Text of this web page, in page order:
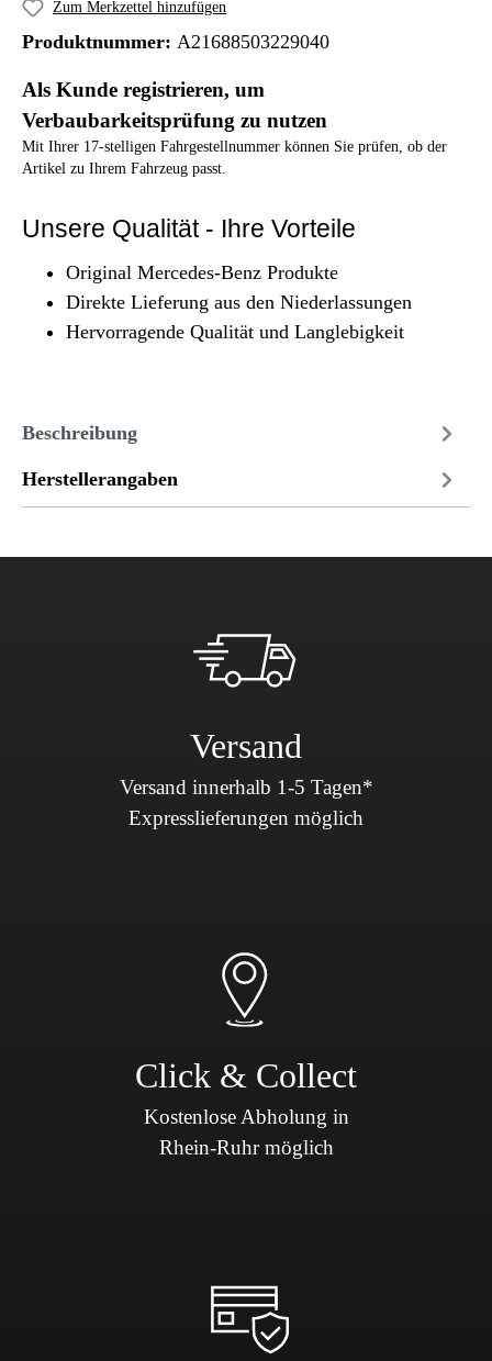
Zum Merkzettel hinzufügen
Produktnummer: A21688503229040
Als Kunde registrieren, um
Verbaubarkeitsprüfung zu nutzen
Mit Ihrer 17-stelligen Fahrgestellnummer können Sie prüfen, ob der
Artikel zu Ihrem Fahrzeug passt.
Unsere Qualität - Ihre Vorteile
Original Mercedes-Benz Produkte
Direkte Lieferung aus den Niederlassungen
Hervorragende Qualität und Langlebigkeit
Beschreibung
Herstellerangaben
Versand
Versand innerhalb 1-5 Tagen*
Expresslieferungen möglich
Click & Collect
Kostenlose Abholung in
Rhein-Ruhr möglich